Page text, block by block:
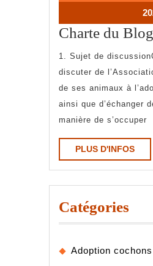
Charte du Blog
1. Sujet de discussionCe blog a pour but de
discuter de
de ses animaux à
ainsi que d’échanger
manière de s’occuper
PLUS D'INFOSPLUS
Catégories
Adoption